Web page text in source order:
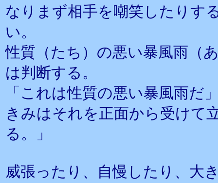
なりまず相手を嘲笑したりす
い。
性質（たち）の悪い暴風雨（
は判断する。
「これは性質の悪い暴風雨だ
きみはそれを正面から受けて
る。」
威張ったり、自慢したり、大